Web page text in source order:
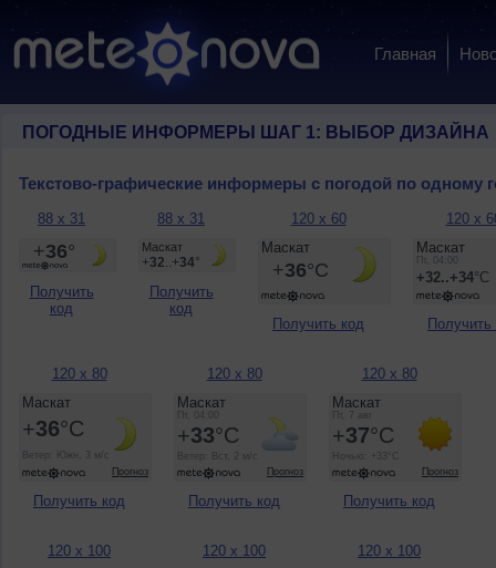
Главная
ПОГОДНЫЕ ИНФОРМЕРЫ ШАГ 1: ВЫБОР ДИЗАЙНА
Текстово-графические информеры с погодой по одному
88 x 31
Получить
код
88 x 31
Получить
код
120 x 60
Получить код
120 x
Получить
120 x 80
Получить код
120 x 80
Получить код
120 x 80
Получить код
120 x 100 120 x 100 120 x 100